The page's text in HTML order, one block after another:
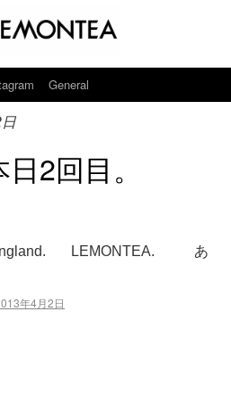
General
2回目。
England. LEMONTEA. あ
年4月2日